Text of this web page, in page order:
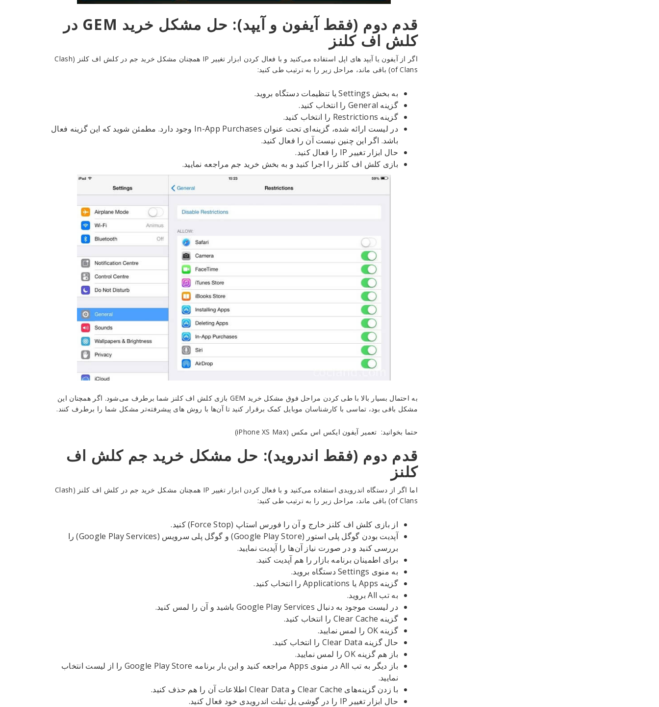
قدم دوم (فقط آیفون و آیپد): حل مشکل خرید GEM در
کلش اف کلنز
اگر از آیفون یا آیپد های اپل استفاده می‌کنید و با فعال کردن ابزار تغییر IP همچنان مشکل خرید جم در کلش اف کلنز (Clash
of Clans) باقی ماند، مراحل زیر را به ترتیب طی کنید:
به بخش Settings یا تنظیمات دستگاه بروید.
گزینه General را انتخاب کنید.
گزینه Restrictions را انتخاب کنید.
در لیست ارائه شده، گزینه‌ای تحت عنوان In-App Purchases وجود دارد. مطمئن شوید که این گزینه فعال
باشد. اگر این چنین نیست آن را فعال کنید.
حال ابزار تغییر IP را فعال کنید.
بازی کلش اف کلنز را اجرا کنید و به بخش خرید جم مراجعه نمایید.
به احتمال بسیار بالا با طی کردن مراحل فوق مشکل خرید GEM بازی کلش اف کلنز شما برطرف می‌شود. اگر همچنان این
مشکل باقی بود، تماسی با کارشناسان موبایل کمک برقرار کنید تا آن‌ها با روش های پیشرفته‌تر مشکل شما را برطرف کنند.
حتما بخوانید: تعمیر آیفون ایکس اس مکس (iPhone XS Max)
قدم دوم (فقط اندروید): حل مشکل خرید جم کلش اف
کلنز
اما اگر از دستگاه اندرویدی استفاده می‌کنید و با فعال کردن ابزار تغییر IP همچنان مشکل خرید جم در کلش اف کلنز (Clash
of Clans) باقی ماند، مراحل زیر را به ترتیب طی کنید:
از بازی کلش اف کلنز خارج و آن را فورس استاپ (Force Stop) کنید.
آپدیت بودن گوگل پلی استور (Google Play Store) و گوگل پلی سرویس (Google Play Services) را
بررسی کنید و در صورت نیاز آن‌ها را آپدیت نمایید.
برای اطمینان برنامه بازار را هم آپدیت کنید.
به منوی Settings دستگاه بروید.
گزینه Apps یا Applications را انتخاب کنید.
به تب All بروید.
در لیست موجود به دنبال Google Play Services باشید و آن را لمس کنید.
گزینه Clear Cache را انتخاب کنید.
گزینه OK را لمس نمایید.
حال گزینه Clear Data را انتخاب کنید.
باز هم گزینه OK را لمس نمایید.
باز دیگر به تب All در منوی Apps مراجعه کنید و این بار برنامه Google Play Store را از لیست انتخاب
نمایید.
با زدن گزینه‌های Clear Cache و Clear Data اطلاعات آن را هم حذف کنید.
حال ابزار تغییر IP را در گوشی یل تبلت اندرویدی خود فعال کنید.